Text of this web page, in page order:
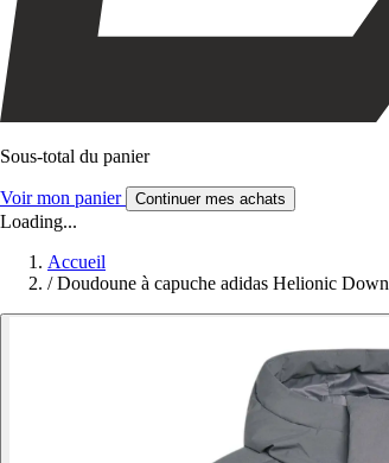
Sous-total du panier
Voir mon panier Continuer mes achats
Loading...
Accueil
/ Doudoune à capuche adidas Helionic Down